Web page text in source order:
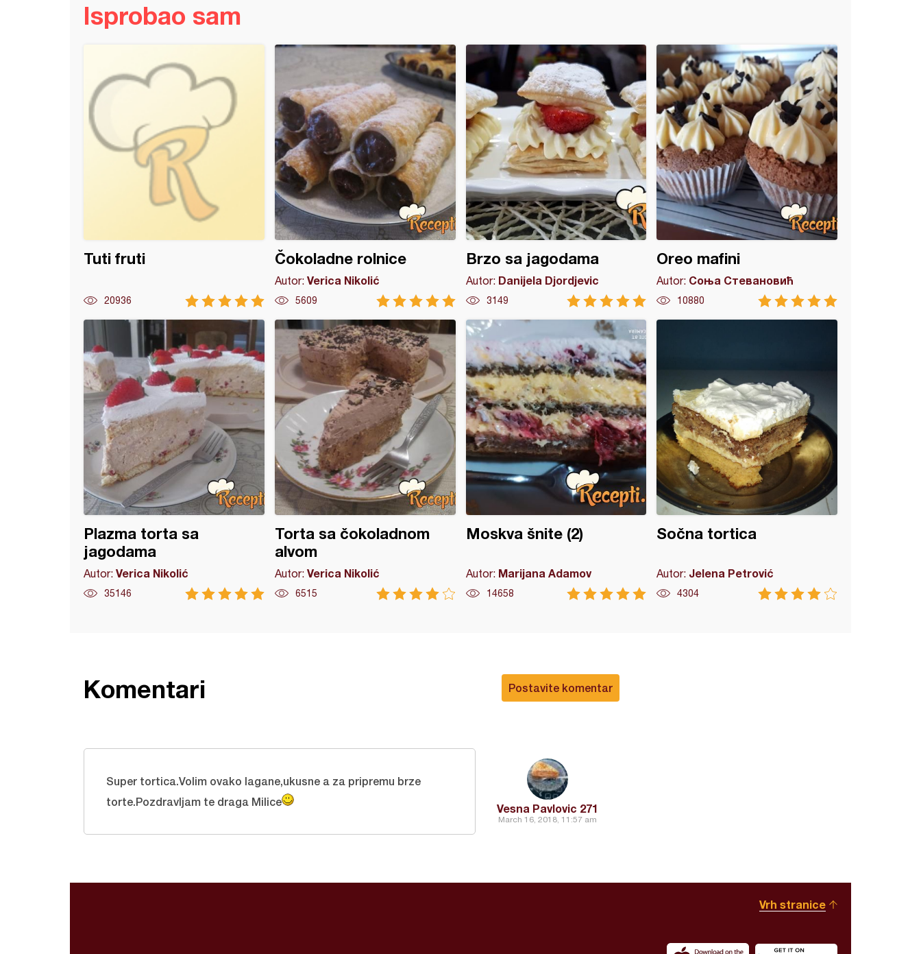
Isprobao sam
Tuti fruti
20936
Čokoladne rolnice
Autor: Verica Nikolić
5609
Brzo sa jagodama
Autor: Danijela Djordjevic
3149
Oreo mafini
Autor: Соња Стевановић
10880
Plazma torta sa
jagodama
Autor: Verica Nikolić
35146
Torta sa čokoladnom
alvom
Autor: Verica Nikolić
6515
Moskva šnite (2)
Autor: Marijana Adamov
14658
Sočna tortica
Autor: Jelena Petrović
4304
Postavite komentar
Komentari
Vesna Pavlovic 271
March 16, 2018, 11:57 am
Super tortica.Volim ovako lagane,ukusne a za pripremu brze
torte.Pozdravljam te draga Milice
Vrh stranice